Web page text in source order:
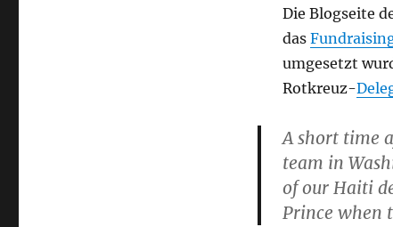
Die Blogseite
das
umgesetzt
Rotkreuz-
A short time
team in
of our Haiti
Prince when